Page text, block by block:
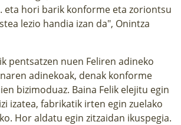
eta hori barik konforme eta zoriontsu
lezio handia izan da", Onintza
pentsatzen nuen Feliren adineko
adinekoak, denak konforme
bizimoduaz. Baina Felik elejitu egin
izatea, fabrikatik irten egin zuelako
Hor aldatu egin zitzaidan ikuspegia.